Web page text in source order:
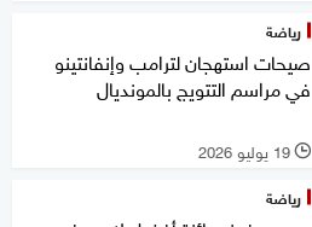
رياضة
صيحات استهجان لترامب وإنفانتينو
في مراسم التتويج بالمونديال
l 19 يوليو 2026
رياضة